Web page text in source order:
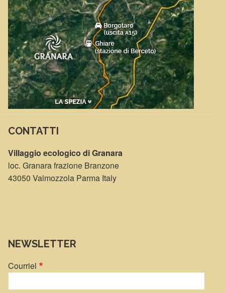
CONTATTI
Villaggio ecologico di Granara
loc. Granara frazione Branzone
43050 Valmozzola Parma Italy
NEWSLETTER
Courriel